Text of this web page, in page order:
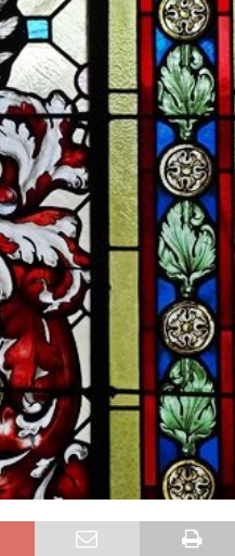
BLAULICHTMELDUNGEN
BLAULICHTMELDUNGEN
Dudenhofen / Speyer
UMWELT
unterm Regenbogen“
für die KW 19 (05.05. –
Longines EEF Nations Cup im
BLAULICHTMELDUNGEN